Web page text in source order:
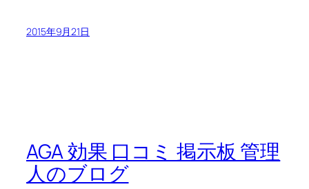
2015年9月21日
AGA 効果 口コミ 掲示板 管理
人のブログ